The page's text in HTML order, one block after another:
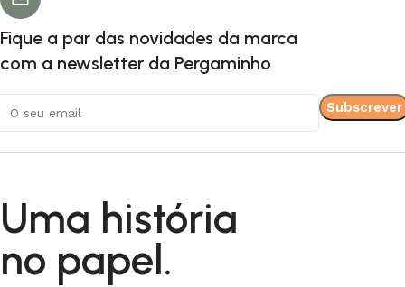
Fique a par das novidades da marca
com a newsletter da Pergaminho
Uma história
no papel.